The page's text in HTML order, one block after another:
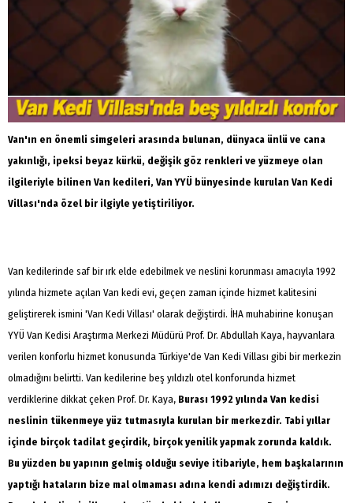
Van'ın en önemli simgeleri arasında bulunan, dünyaca ünlü ve cana
yakınlığı, ipeksi beyaz kürkü, değişik göz renkleri ve yüzmeye olan
ilgileriyle bilinen Van kedileri, Van YYÜ bünyesinde kurulan Van Kedi
Villası'nda özel bir ilgiyle yetiştiriliyor.
Van kedilerinde saf bir ırk elde edebilmek ve neslini korunması amacıyla 1992
yılında hizmete açılan Van kedi evi, geçen zaman içinde hizmet kalitesini
geliştirerek ismini 'Van Kedi Villası' olarak değiştirdi. İHA muhabirine konuşan
YYÜ Van Kedisi Araştırma Merkezi Müdürü Prof. Dr. Abdullah Kaya, hayvanlara
verilen konforlu hizmet konusunda Türkiye'de Van Kedi Villası gibi bir merkezin
olmadığını belirtti. Van kedilerine beş yıldızlı otel konforunda hizmet
verdiklerine dikkat çeken Prof. Dr. Kaya, Burası 1992 yılında Van kedisi
neslinin tükenmeye yüz tutmasıyla kurulan bir merkezdir. Tabi yıllar
içinde birçok tadilat geçirdik, birçok yenilik yapmak zorunda kaldık.
Bu yüzden bu yapının gelmiş olduğu seviye itibariyle, hem başkalarının
yaptığı hataların bize mal olmaması adına kendi adımızı değiştirdik.